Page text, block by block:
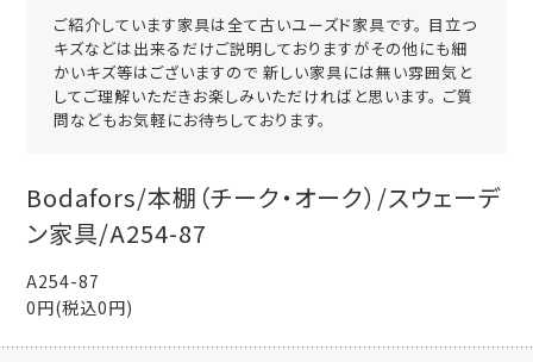
ご紹介しています家具は全て古いユーズド家具です。 目立つ
キズなどは出来るだけご説明しておりますがその他にも細
かいキズ等はございますので 新しい家具には無い雰囲気と
してご理解いただきお楽しみいただければと思います。 ご質
問などもお気軽にお待ちしております。
Bodafors/本棚（チーク・オーク）/スウェーデ
ン家具/A254-87
A254-87
0円(税込0円)